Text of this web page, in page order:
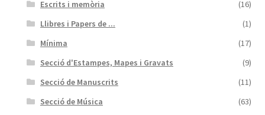
Escrits i memòria
(16)
Llibres i Papers de ...
(1)
Mínima
(17)
Secció d'Estampes, Mapes i Gravats
(9)
Secció de Manuscrits
(11)
Secció de Música
(63)